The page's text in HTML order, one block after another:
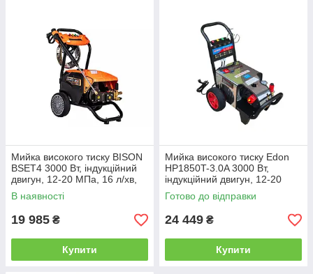
Мийка високого тиску BISON
BSET4 3000 Вт, індукційний
двигун, 12-20 МПа, 16 л/хв,
шланг 10 м, 4 насадки та
пінна насадка
В наявності
19 985 ₴
Купити
Мийка високого тиску Edon
HP1850T-3.0A 3000 Вт,
індукційний двигун, 12-20
МПа, 16 л/хв, шланг 10 м, 4
насадки та пінна
Готово до відправки
24 449 ₴
Купити